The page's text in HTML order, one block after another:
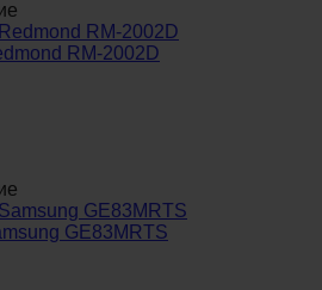
RM-2002D
GE83MRTS